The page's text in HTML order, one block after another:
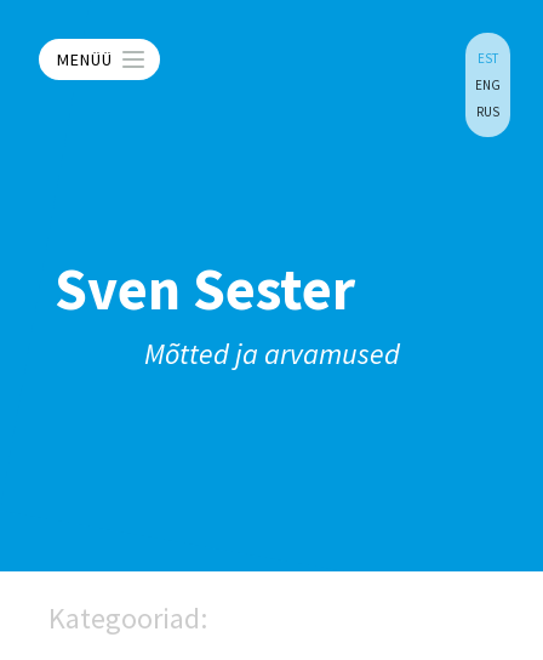
MENÜÜ
EST
ENG
RUS
Sven Sester
Mõtted ja arvamused
Kategooriad: